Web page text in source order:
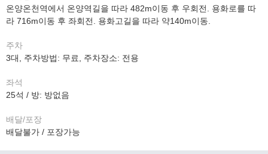
온양온천역에서 온양역길을 따라 482m이동 후 우회전. 용화로를 따
라 716m이동 후 좌회전. 용화고길을 따라 약140m이동.
주차
3대, 주차방법: 무료, 주차장소: 전용
좌석
25석 / 방: 방없음
배달/포장
배달불가 / 포장가능